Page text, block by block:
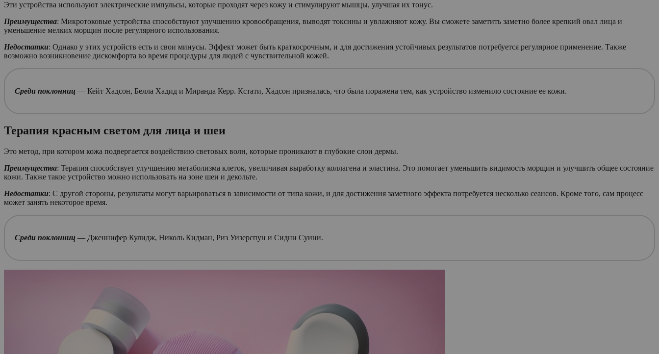
Эти устройства используют электрические импульсы, которые проходят через кожу и стимулируют мышцы, улучшая их тонус.
Преимущества: Микротоковые устройства способствуют улучшению кровообращения, выводят токсины и увлажняют кожу. Вы сможете заметить заметно более крепкий овал лица и
уменьшение мелких морщин после регулярного использования.
Недостатки: Однако у этих устройств есть и свои минусы. Эффект может быть краткосрочным, и для достижения устойчивых результатов потребуется регулярное применение. Также
возможно возникновение дискомфорта во время процедуры для людей с чувствительной кожей.
Среди поклонниц — Кейт Хадсон, Белла Хадид и Миранда Керр. Кстати, Хадсон призналась, что была поражена тем, как устройство изменило состояние ее кожи.
Терапия красным светом для лица и шеи
Это метод, при котором кожа подвергается воздействию световых волн, которые проникают в глубокие слои дермы.
Преимущества: Терапия способствует улучшению метаболизма клеток, увеличивая выработку коллагена и эластина. Это помогает уменьшить видимость морщин и улучшить общее состояние
кожи. Также такое устройство можно использовать на зоне шеи и декольте.
Недостатки: С другой стороны, результаты могут варьироваться в зависимости от типа кожи, и для достижения заметного эффекта потребуется несколько сеансов. Кроме того, сам процесс
может занять некоторое время.
Среди поклонниц — Дженнифер Кулидж, Николь Кидман, Риз Уизерспун и Сидни Суини.